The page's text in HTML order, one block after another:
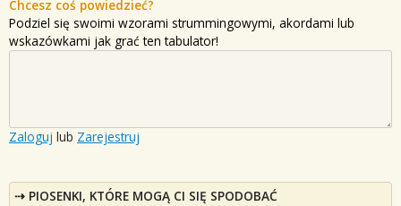
Chcesz coś powiedzieć?
Podziel się swoimi wzorami strummingowymi, akordami lub
wskazówkami jak grać ten tabulator!
Zaloguj lub Zarejestruj
PIOSENKI, KTÓRE MOGĄ CI SIĘ SPODOBAĆ